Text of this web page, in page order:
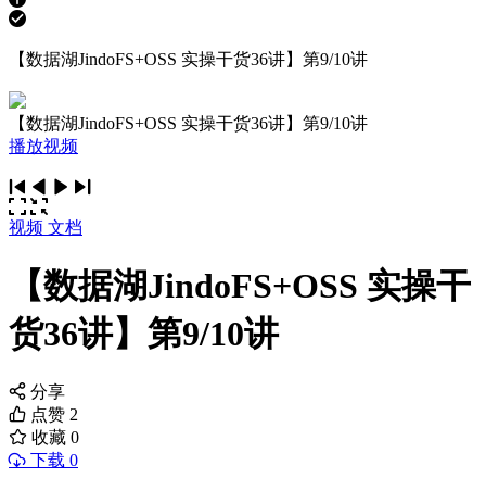
【数据湖JindoFS+OSS 实操干货36讲】第9/10讲
【数据湖JindoFS+OSS 实操干货36讲】第9/10讲
播放视频
视频 文档
【数据湖JindoFS+OSS 实操干
货36讲】第9/10讲
分享
点赞 2
收藏 0
下载 0